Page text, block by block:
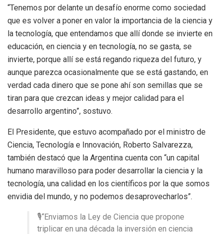
“Tenemos por delante un desafío enorme como sociedad
que es volver a poner en valor la importancia de la ciencia y
la tecnología, que entendamos que allí donde se invierte en
educación, en ciencia y en tecnología, no se gasta, se
invierte, porque allí se está regando riqueza del futuro, y
aunque parezca ocasionalmente que se está gastando, en
verdad cada dinero que se pone ahí son semillas que se
tiran para que crezcan ideas y mejor calidad para el
desarrollo argentino”, sostuvo.
El Presidente, que estuvo acompañado por el ministro de
Ciencia, Tecnología e Innovación, Roberto Salvarezza,
también destacó que la Argentina cuenta con “un capital
humano maravilloso para poder desarrollar la ciencia y la
tecnología, una calidad en los científicos por la que somos
envidia del mundo, y no podemos desaprovecharlos”.
🎙“Enviamos la Ley de Ciencia que propone
triplicar en una década la inversión en ciencia